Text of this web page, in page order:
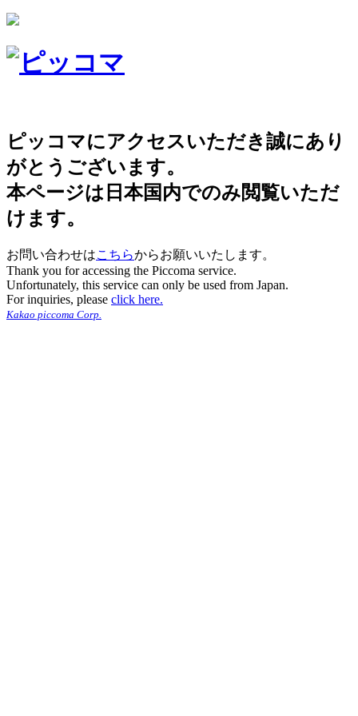
ピッコマにアクセスいただき誠にあり
がとうございます。
本ページは日本国内でのみ閲覧いただ
けます。
お問い合わせはこちらからお願いいたします。
Thank you for accessing the Piccoma service.
Unfortunately, this service can only be used from Japan.
For inquiries, please click here.
Kakao piccoma Corp.